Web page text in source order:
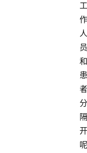
工
作
人
员
和
患
者
分
隔
开
呢